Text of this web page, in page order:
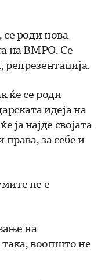
се роди нова
на ВМРО. Се
репрезентација.
ќе се роди
идеја на
најде својата
права, за себе и
не е
на
воопшто не